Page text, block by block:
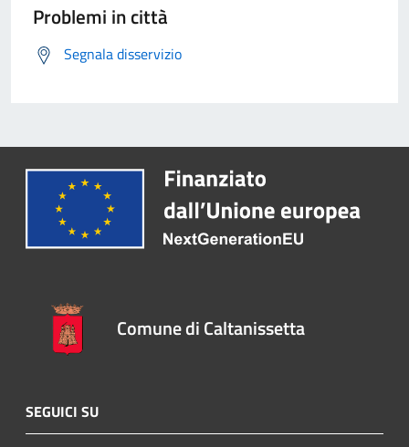
Problemi in città
Segnala disservizio
Comune di Caltanissetta
SEGUICI SU